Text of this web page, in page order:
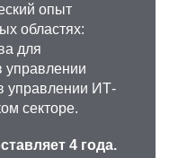
опыт
областях:
для
управлении
управлении ИТ-
секторе.
4 года.